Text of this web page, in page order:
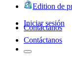
Edition de
Iniciar sesión
Contáctanos
Contáctanos